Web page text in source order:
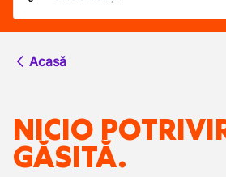
Acasă
NICIO
GĂSITĂ.